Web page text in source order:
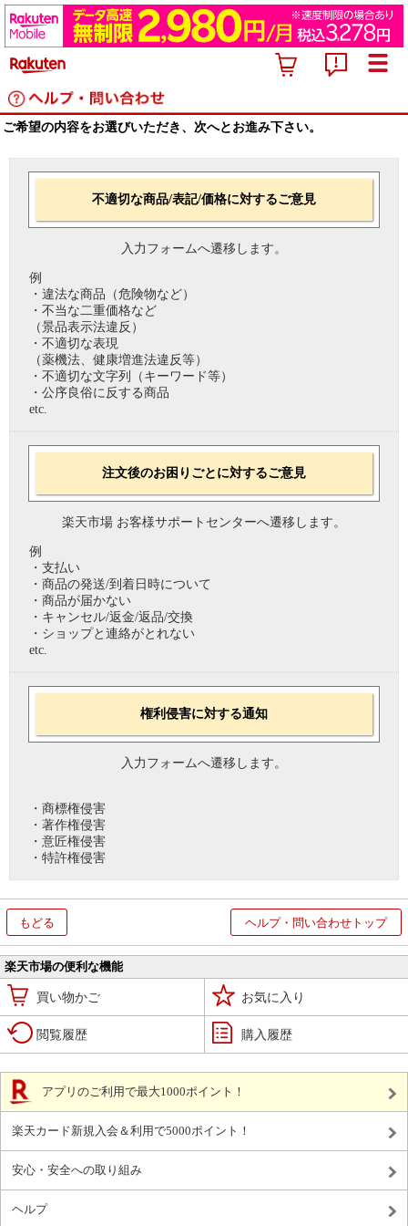
ご希望の内容をお選びいただき、次へとお進み下さい。
不適切な商品/表記/価格に対するご意見
入力フォームへ遷移します。
例
・違法な商品（危険物など）
・不当な二重価格など
（景品表示法違反）
・不適切な表現
（薬機法、健康増進法違反等）
・不適切な文字列（キーワード等）
・公序良俗に反する商品
etc.
注文後のお困りごとに対するご意見
楽天市場 お客様サポートセンターへ遷移します。
例
・支払い
・商品の発送/到着日時について
・商品が届かない
・キャンセル/返金/返品/交換
・ショップと連絡がとれない
etc.
権利侵害に対する通知
入力フォームへ遷移します。
・商標権侵害
・著作権侵害
・意匠権侵害
・特許権侵害
もどる ヘルプ・問い合わせトップ
楽天市場の便利な機能
買い物かご お気に入り
閲覧履歴 購入履歴
アプリのご利用で最大1000ポイント！
楽天カード新規入会＆利用で5000ポイント！
安心・安全への取り組み
ヘルプ